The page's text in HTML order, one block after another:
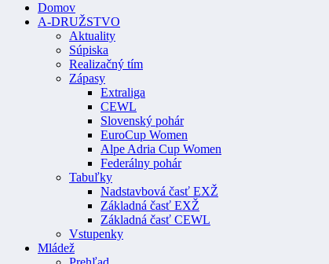
Domov
A-DRUŽSTVO
Aktuality
Súpiska
Realizačný tím
Zápasy
Extraliga
CEWL
Slovenský pohár
EuroCup Women
Alpe Adria Cup Women
Federálny pohár
Tabuľky
Nadstavbová časť EXŽ
Základná časť EXŽ
Základná časť CEWL
Vstupenky
Mládež